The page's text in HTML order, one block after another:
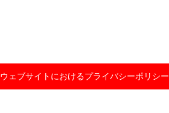
ウェブサイトにおけるプライバシーポリシー